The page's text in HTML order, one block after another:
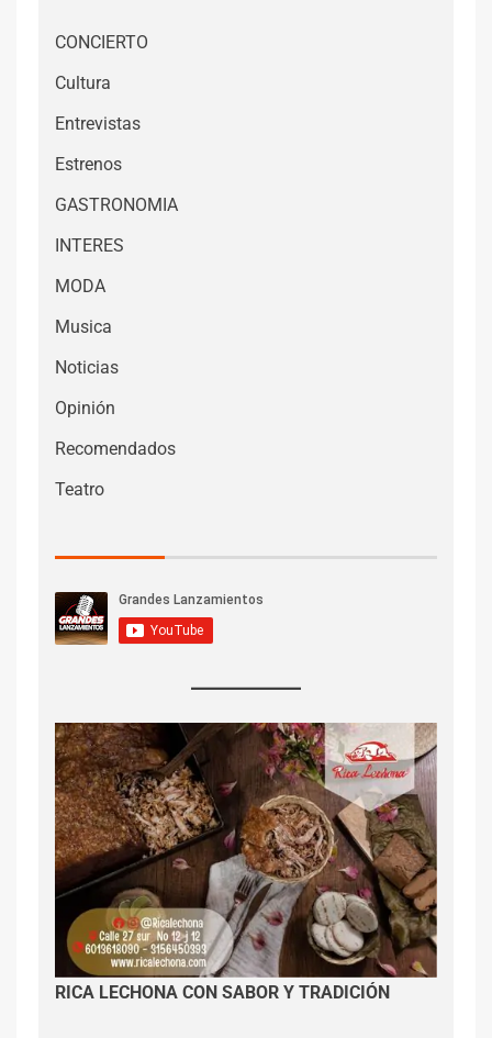
CONCIERTO
Cultura
Entrevistas
Estrenos
GASTRONOMIA
INTERES
MODA
Musica
Noticias
Opinión
Recomendados
Teatro
RICA LECHONA CON SABOR Y TRADICIÓN